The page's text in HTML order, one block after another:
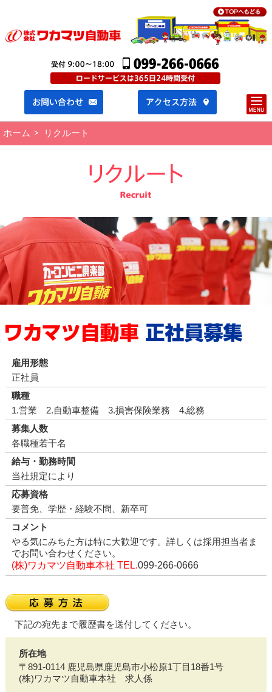
ホーム リクルート
雇用形態
正社員
職種
1.営業 2.自動車整備 3.損害保険業務 4.総務
募集人数
各職種若干名
給与・勤務時間
当社規定により
応募資格
要普免、学歴・経験不問、新卒可
コメント
やる気にみちた方は特に大歓迎です。詳しくは採用担当者ま
でお問い合わせください。
(株)ワカマツ自動車本社 TEL.099-266-0666
下記の宛先まで履歴書を送付してください。
所在地
〒891-0114 鹿児島県鹿児島市小松原1丁目18番1号
(株)ワカマツ自動車本社 求人係